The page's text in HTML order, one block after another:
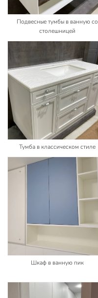
Подвесные тумбы в ванную со
столешницей
Тумба в классическом стиле
Шкаф в ванную пик